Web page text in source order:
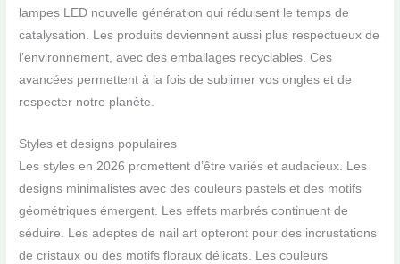
lampes LED nouvelle génération qui réduisent le temps de
catalysation. Les produits deviennent aussi plus respectueux de
l’environnement, avec des emballages recyclables. Ces
avancées permettent à la fois de sublimer vos ongles et de
respecter notre planète.
Styles et designs populaires
Les styles en 2026 promettent d’être variés et audacieux. Les
designs minimalistes avec des couleurs pastels et des motifs
géométriques émergent. Les effets marbrés continuent de
séduire. Les adeptes de nail art opteront pour des incrustations
de cristaux ou des motifs floraux délicats. Les couleurs